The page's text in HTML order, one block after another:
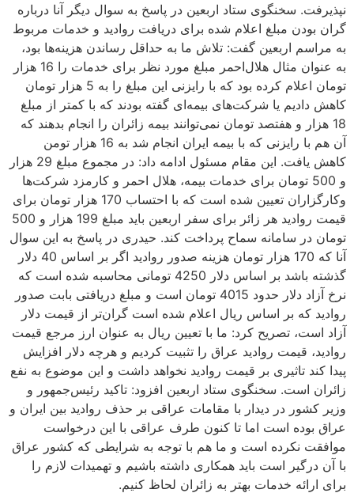
نپذیرفت. سخنگوی ستاد اربعین در پاسخ به سوال دیگر آنا درباره
گران بودن مبلغ اعلام شده برای دریافت روادید و خدمات مربوط
به مراسم اربعین گفت: تلاش ما به حداقل رساندن هزینه‌ها بود،
به عنوان مثال هلال‌احمر مبلغ مورد نظر برای خدمات را 16 هزار
تومان اعلام کرده بود که با رایزنی این مبلغ را به 5 هزار تومان
کاهش دادیم یا شرکت‌های بیمه‌ای گفته بودند که با کمتر از مبلغ
18 هزار و هفتصد تومان نمی‌توانند بیمه زائران را انجام بدهند که
آن هم با رایزنی که با بیمه ایران انجام شد به 16 هزار تومن
کاهش یافت. این مقام مسئول ادامه داد: در مجموع مبلغ 29 هزار
و 500 تومان برای خدمات بیمه، هلال احمر و کارمزد شرکت‌ها
وکارگزاران تعیین شده است که با احتساب 170 هزار تومان برای
قیمت روادید هر زائر برای سفر اربعین باید مبلغ 199 هزار و 500
تومان در سامانه سماح پرداخت کند. حیدری در پاسخ به این سوال
آنا که 170 هزار تومان هزینه صدور روادید اگر بر اساس 40 دلار
گذشته باشد بر اساس دلار 4250 تومانی محاسبه شده است که
نرخ آزاد دلار حدود 4015 تومان است و مبلغ دریافتی بابت صدور
روادید که بر اساس ریال اعلام شده است گران‌تر از قیمت دلار
آزاد است، تصریح کرد: ما با تعیین ریال به عنوان ارز مرجع قیمت
روادید، قیمت روادید عراق را تثبیت کردیم و هرچه دلار افزایش
پیدا کند تاثیری بر قیمت روادید نخواهد داشت و این موضوع به نفع
زائران است. سخنگوی ستاد اربعین افزود: تاکید رئیس‌جمهور و
وزیر کشور در دیدار با مقامات عراقی بر حذف روادید بین ایران و
عراق بوده است اما تا کنون طرف عراقی با این درخواست
موافقت نکرده است و ما هم با توجه به شرایطی که کشور عراق
با آن درگیر است باید همکاری داشته باشیم و تهمیدات لازم را
برای ارائه خدمات بهتر به زائران لحاظ کنیم.